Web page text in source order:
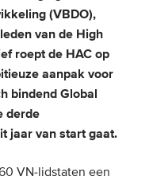
(VBDO),
van de High
roept de HAC op
aanpak voor
bindend Global
derde
jaar van start gaat.
VN-lidstaten een